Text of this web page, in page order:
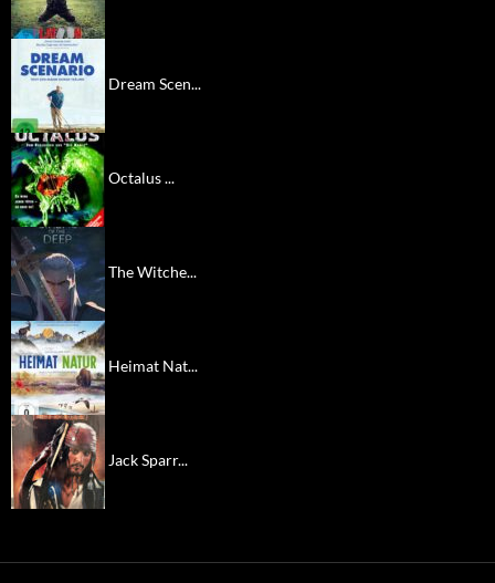
Dream Scen...
Octalus ...
The Witche...
Heimat Nat...
Jack Sparr...